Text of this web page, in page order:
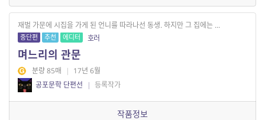
재벌 가문에 시집을 가게 된 언니를 따라나선 동생. 하지만 그 집에는 ...
중단편 추천 에디터 호러
며느리의 관문
분량 85매 | 17년 6월
공포문학 단편선
| 등록작가
작품정보